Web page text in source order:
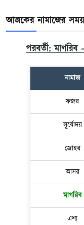
আজকের নামাজের
পরবর্তী: মাগরিব
নামাজ
ফজর
সূর্যোদয়
জোহর
আসর
মাগরিব
এশা